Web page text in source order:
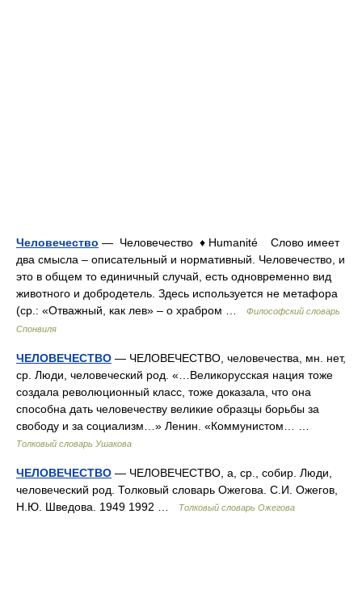
Человечество — Человечество ♦ Humanité Слово имеет
два смысла – описательный и нормативный. Человечество, и
это в общем то единичный случай, есть одновременно вид
животного и добродетель. Здесь используется не метафора
(ср.: «Отважный, как лев» – о храбром …
Философский словарь
Спонвиля
ЧЕЛОВЕЧЕСТВО — ЧЕЛОВЕЧЕСТВО, человечества, мн. нет,
ср. Люди, человеческий род. «…Великорусская нация тоже
создала революционный класс, тоже доказала, что она
способна дать человечеству великие образцы борьбы за
свободу и за социализм…» Ленин. «Коммунистом… …
Толковый словарь Ушакова
ЧЕЛОВЕЧЕСТВО — ЧЕЛОВЕЧЕСТВО, а, ср., собир. Люди,
человеческий род. Толковый словарь Ожегова. С.И. Ожегов,
Н.Ю. Шведова. 1949 1992 …
Толковый словарь Ожегова